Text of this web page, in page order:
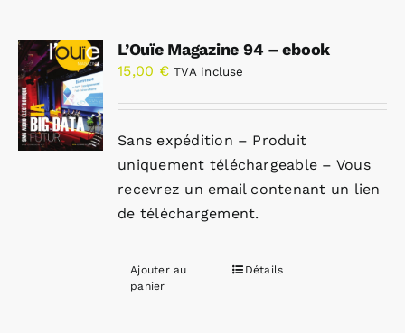
L’Ouïe Magazine 94 – ebook
15,00 € TVA incluse
Sans expédition – Produit
uniquement téléchargeable – Vous
recevrez un email contenant un lien
de téléchargement.
Ajouter au
panier
Détails